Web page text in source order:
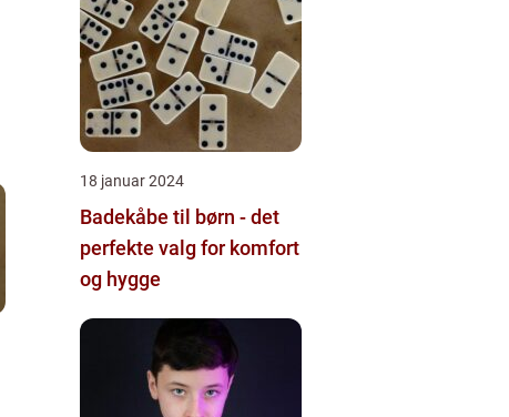
18 januar 2024
Badekåbe til børn - det
perfekte valg for komfort
og hygge